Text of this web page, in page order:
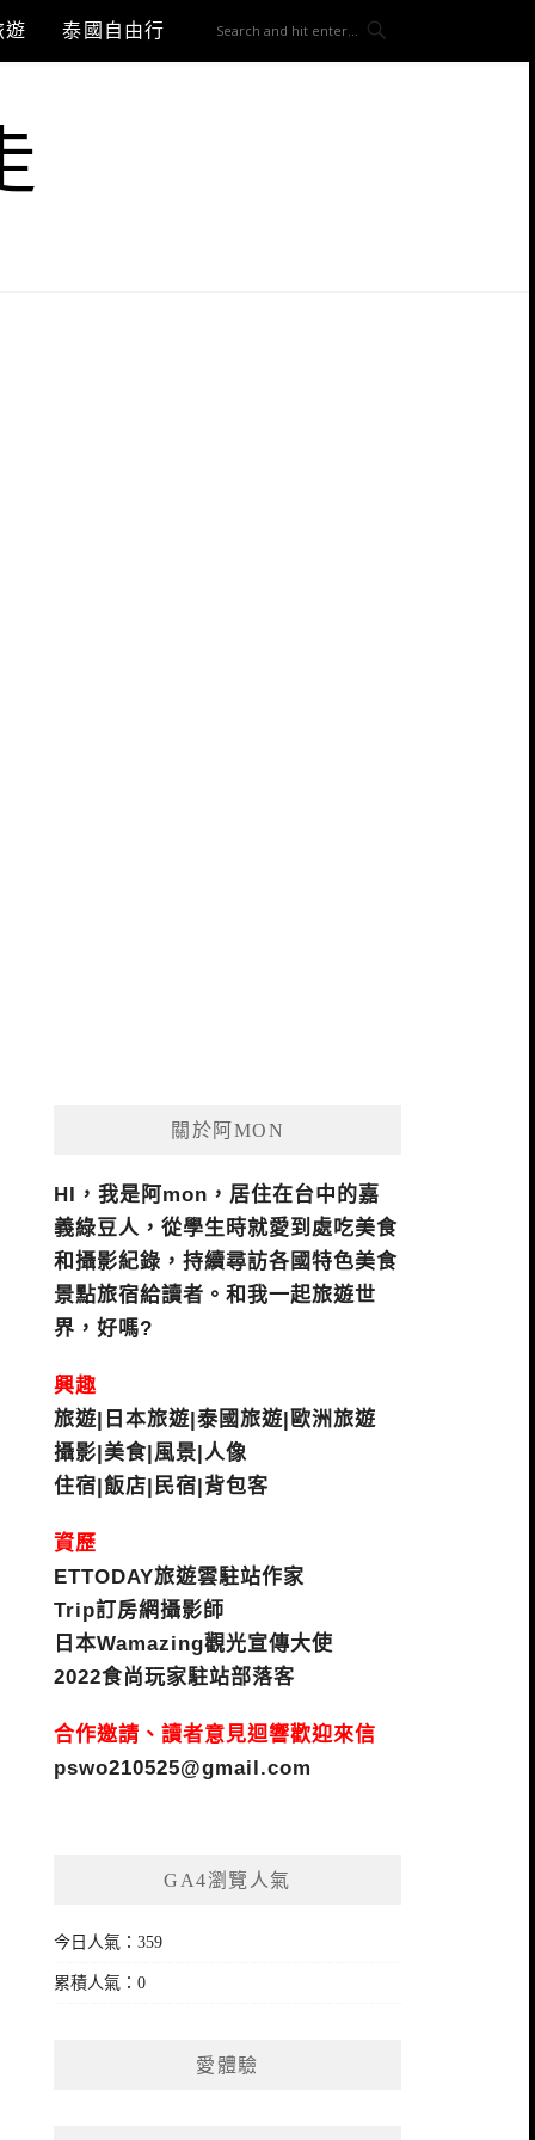
遊 泰國自由行
關於阿MON
HI，我是阿mon，居住在台中的嘉
義綠豆人，從學生時就愛到處吃美食
和攝影紀錄，持續尋訪各國特色美食
景點旅宿給讀者。和我一起旅遊世
界，好嗎?
興趣
旅遊|日本旅遊|泰國旅遊|歐洲旅遊
攝影|美食|風景|人像
住宿|飯店|民宿|背包客
資歷
ETTODAY旅遊雲駐站作家
Trip訂房網攝影師
日本Wamazing觀光宣傳大使
2022食尚玩家駐站部落客
合作邀請、讀者意見迴響歡迎來信
pswo210525@gmail.com
GA4瀏覽人氣
今日人氣：359
累積人氣：0
愛體驗